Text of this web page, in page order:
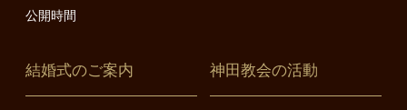
公開時間
結婚式のご案内 神田教会の活動